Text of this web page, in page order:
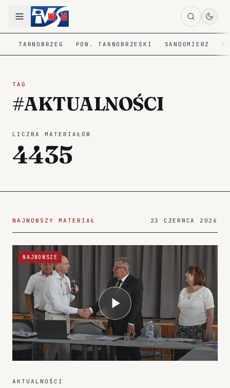
TARNOBRZEG POW. TARNOBRZESKI SANDOMIERZ
TAG
#AKTUALNOŚCI
LICZBA MATERIAŁÓW
4435
NAJNOWSZY MATERIAŁ 23 CZERWCA 2026
NAJNOWSZE
AKTUALNOŚCI